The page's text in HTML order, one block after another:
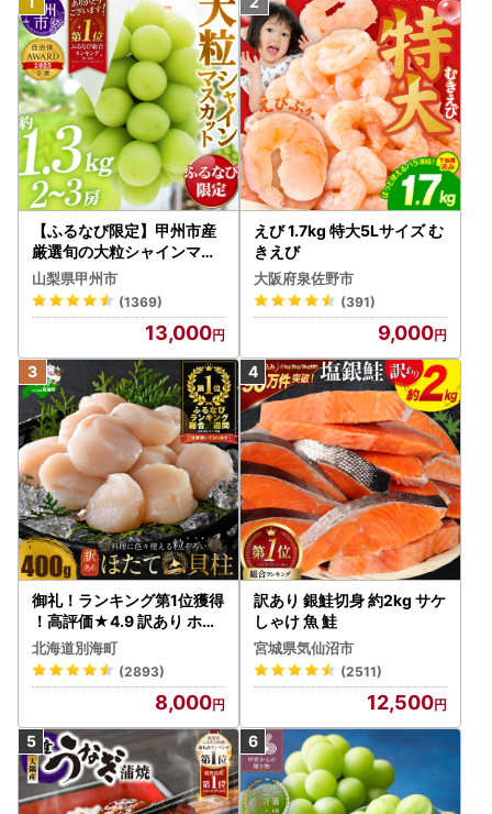
【ふるなび限定】甲州市産
厳選旬の大粒シャインマス
カット 約1.3kg 2～3房【2
026年発送】（MG）B12-
472 FN-Limited-VO シャ
インマスカット フルーツ
山梨県甲州市
(1369)
13,000
えび 1.7kg 特大5Lサイズ む
きえび
大阪府泉佐野市
(391)
9,000
御礼！ランキング第1位獲得
！高評価★4.9 訳あり ホタ
テ 400g（ほたて 帆立 貝柱
冷凍 ）
北海道別海町
(2893)
8,000
訳あり 銀鮭切身 約2kg サケ
しゃけ 魚 鮭
宮城県気仙沼市
(2511)
12,500